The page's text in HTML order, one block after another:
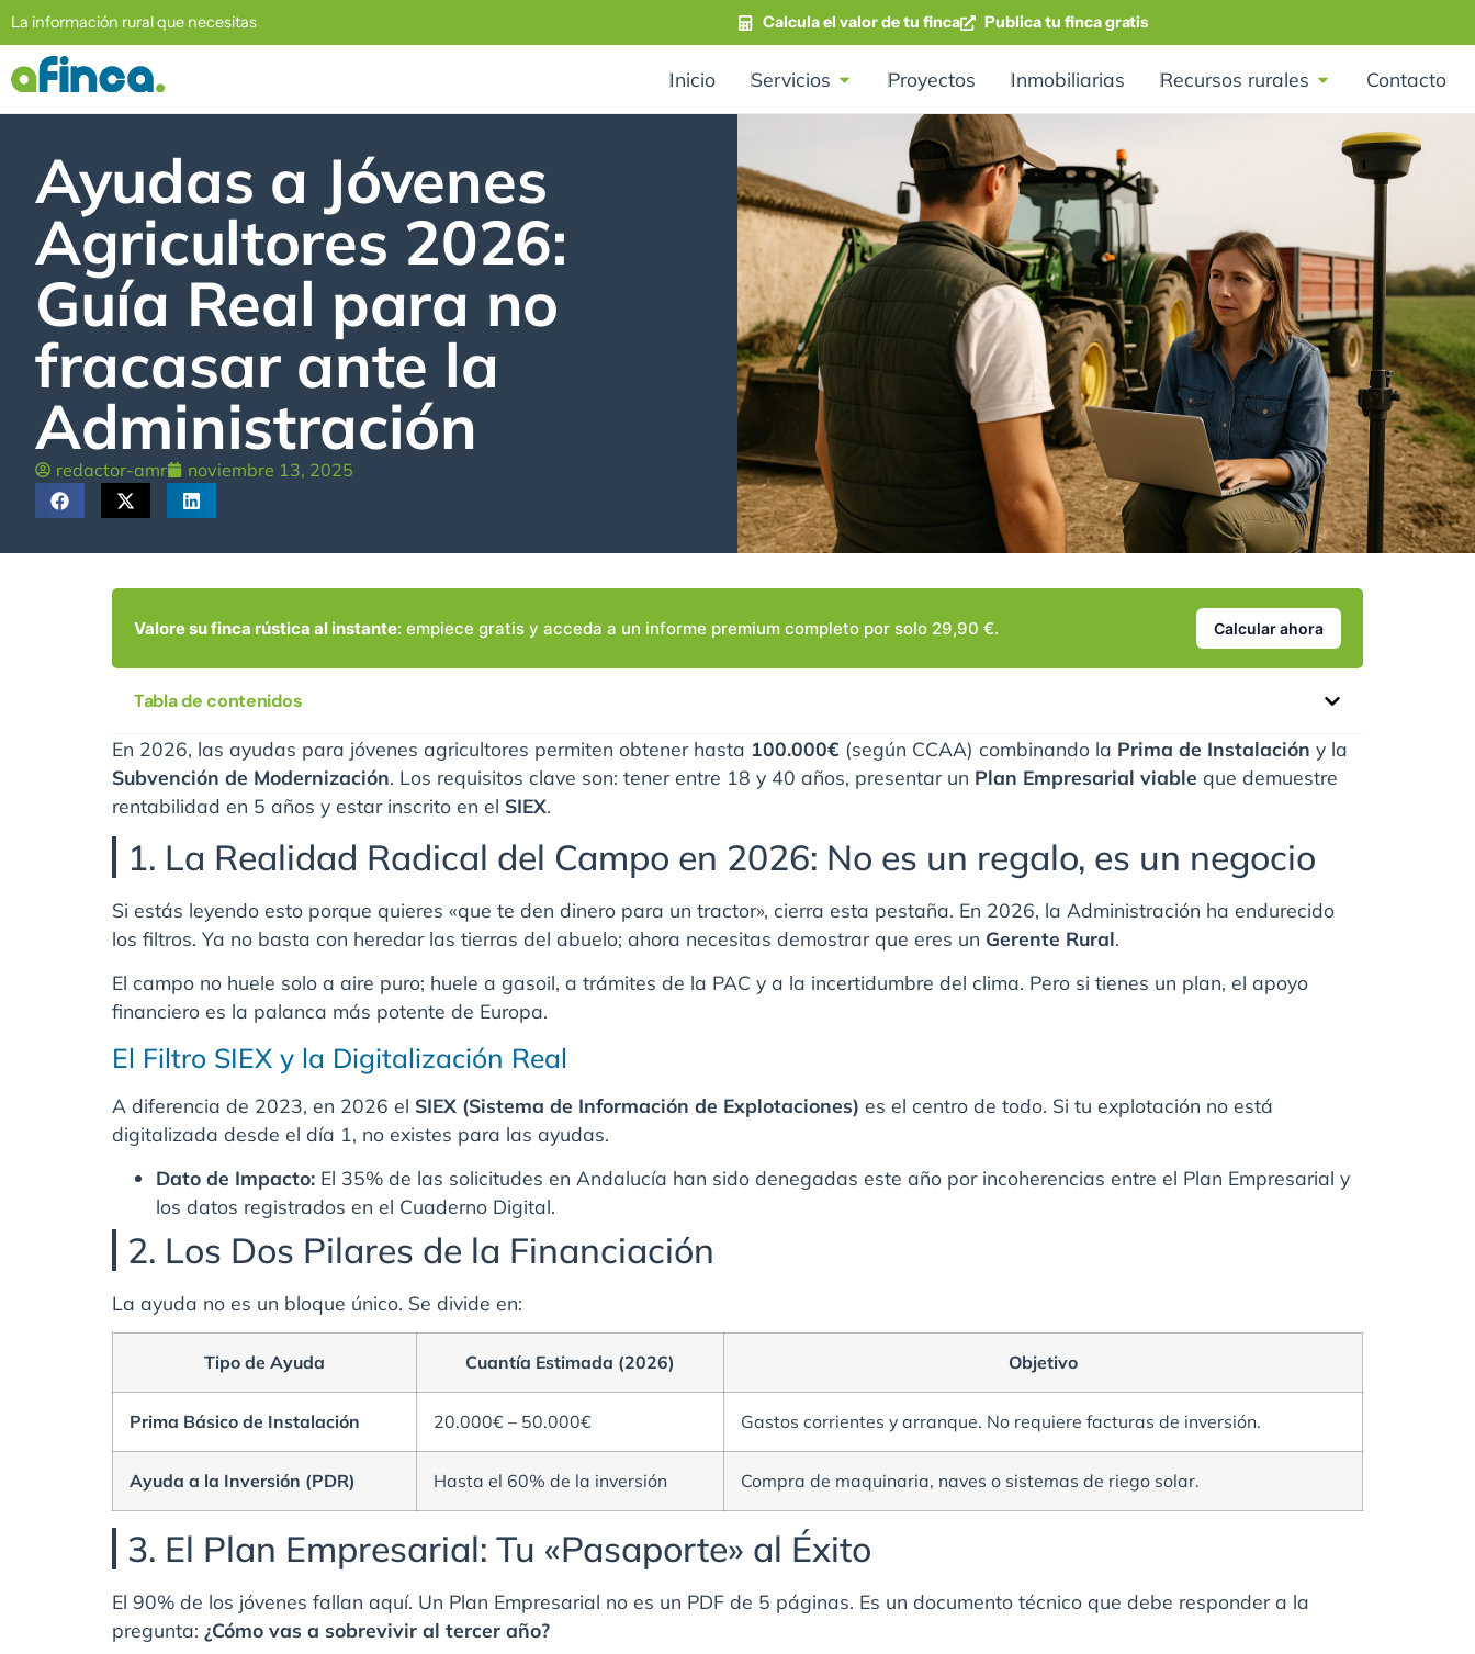
La información rural que necesitas Calcula el valor de tu finca Publica tu finca gratis
Inicio Servicios Proyectos Inmobiliarias Recursos rurales Contacto
Ayudas a Jóvenes
Agricultores 2026:
Guía Real para no
fracasar ante la
Administración
redactor-amr noviembre 13, 2025
Valore su finca rústica al instante: empiece gratis y acceda a un informe premium completo por solo 29,90 €. Calcular ahora
Tabla de contenidos
En 2026, las ayudas para jóvenes agricultores permiten obtener hasta 100.000€ (según CCAA) combinando la Prima de Instalación y la
Subvención de Modernización. Los requisitos clave son: tener entre 18 y 40 años, presentar un Plan Empresarial viable que demuestre
rentabilidad en 5 años y estar inscrito en el SIEX.
1. La Realidad Radical del Campo en 2026: No es un regalo, es un negocio
Si estás leyendo esto porque quieres «que te den dinero para un tractor», cierra esta pestaña. En 2026, la Administración ha endurecido
los filtros. Ya no basta con heredar las tierras del abuelo; ahora necesitas demostrar que eres un Gerente Rural.
El campo no huele solo a aire puro; huele a gasoil, a trámites de la PAC y a la incertidumbre del clima. Pero si tienes un plan, el apoyo
financiero es la palanca más potente de Europa.
El Filtro SIEX y la Digitalización Real
A diferencia de 2023, en 2026 el SIEX (Sistema de Información de Explotaciones) es el centro de todo. Si tu explotación no está
digitalizada desde el día 1, no existes para las ayudas.
Dato de Impacto: El 35% de las solicitudes en Andalucía han sido denegadas este año por incoherencias entre el Plan Empresarial y
los datos registrados en el Cuaderno Digital.
2. Los Dos Pilares de la Financiación
La ayuda no es un bloque único. Se divide en:
Tipo de Ayuda Cuantía Estimada (2026) Objetivo
Prima Básico de Instalación 20.000€ – 50.000€ Gastos corrientes y arranque. No requiere facturas de inversión.
Ayuda a la Inversión (PDR) Hasta el 60% de la inversión Compra de maquinaria, naves o sistemas de riego solar.
3. El Plan Empresarial: Tu «Pasaporte» al Éxito
El 90% de los jóvenes fallan aquí. Un Plan Empresarial no es un PDF de 5 páginas. Es un documento técnico que debe responder a la
pregunta: ¿Cómo vas a sobrevivir al tercer año?